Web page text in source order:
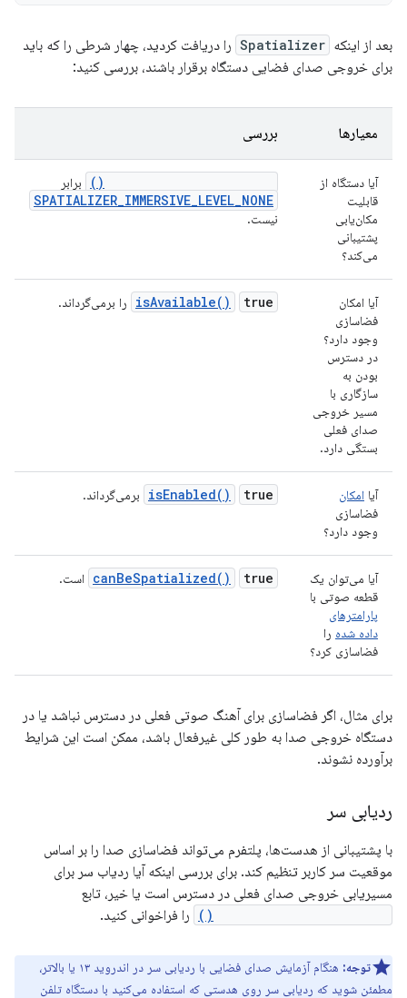
بعد از اینکه Spatializer را دریافت کردید، چهار شرطی را که باید
برای خروجی صدای فضایی دستگاه برقرار باشند، بررسی کنید:
معیارها بررسی
آیا دستگاه از
قابلیت
مکان‌یابی
پشتیبانی
می‌کند؟
برابر
SPATIALIZER_IMMERSIVE_LEVEL_NONE
نیست.
آیا امکان
فضاسازی
وجود دارد؟
در دسترس
بودن به
سازگاری با
مسیر خروجی
صدای فعلی
بستگی دارد.
isAvailable() true را برمی‌گرداند.
آیا امکان
فضاسازی
وجود دارد؟
isEnabled() true برمی‌گرداند.
آیا می‌توان یک
قطعه صوتی با
پارامترهای
داده شده را
فضاسازی کرد؟
canBeSpatialized() true است.
برای مثال، اگر فضاسازی برای آهنگ صوتی فعلی در دسترس نباشد یا در
دستگاه خروجی صدا به طور کلی غیرفعال باشد، ممکن است این شرایط
برآورده نشوند.
ردیابی سر
با پشتیبانی از هدست‌ها، پلتفرم می‌تواند فضاسازی صدا را بر اساس
موقعیت سر کاربر تنظیم کند. برای بررسی اینکه آیا ردیاب سر برای
مسیریابی خروجی صدای فعلی در دسترس است یا خیر، تابع
را فراخوانی کنید.
توجه:
هنگام آزمایش صدای فضایی با ردیابی سر در اندروید ۱۳ یا بالاتر،
مطمئن شوید که ردیابی سر روی هدستی که استفاده می‌کنید با دستگاه تلفن